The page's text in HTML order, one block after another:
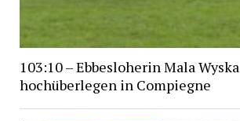
103:10 – Ebbesloherin Mala Wyska
hochüberlegen in Compiegne